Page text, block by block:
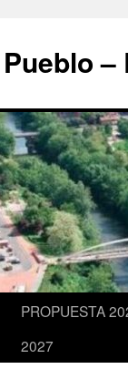
PROPUESTA
2027